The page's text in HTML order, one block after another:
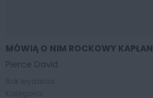
MÓWIĄ O NIM ROCKOWY KAPŁAN
Pierce David